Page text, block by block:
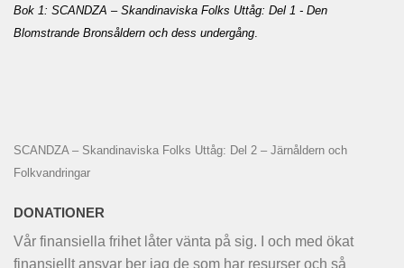
Bok 1: SCANDZA – Skandinaviska Folks Uttåg: Del 1 - Den
Blomstrande Bronsåldern och dess undergång.
SCANDZA – Skandinaviska Folks Uttåg: Del 2 – Järnåldern och
Folkvandringar
DONATIONER
Vår finansiella frihet låter vänta på sig. I och med ökat
finansiellt ansvar ber jag de som har resurser och så